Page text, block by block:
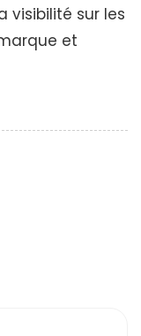
visibilité sur les
et